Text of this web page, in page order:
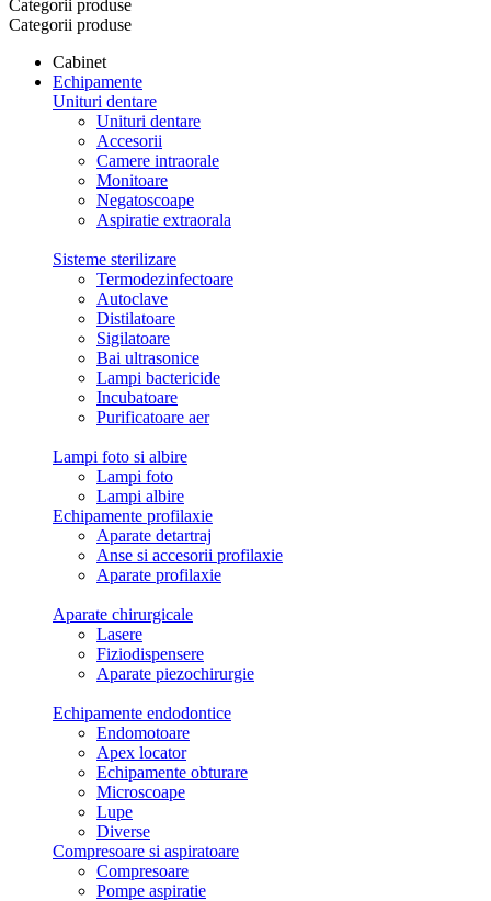
Categorii produse
Categorii produse
Cabinet
Echipamente
Unituri dentare
Unituri dentare
Accesorii
Camere intraorale
Monitoare
Negatoscoape
Aspiratie extraorala
Sisteme sterilizare
Termodezinfectoare
Autoclave
Distilatoare
Sigilatoare
Bai ultrasonice
Lampi bactericide
Incubatoare
Purificatoare aer
Lampi foto si albire
Lampi foto
Lampi albire
Echipamente profilaxie
Aparate detartraj
Anse si accesorii profilaxie
Aparate profilaxie
Aparate chirurgicale
Lasere
Fiziodispensere
Aparate piezochirurgie
Echipamente endodontice
Endomotoare
Apex locator
Echipamente obturare
Microscoape
Lupe
Diverse
Compresoare si aspiratoare
Compresoare
Pompe aspiratie